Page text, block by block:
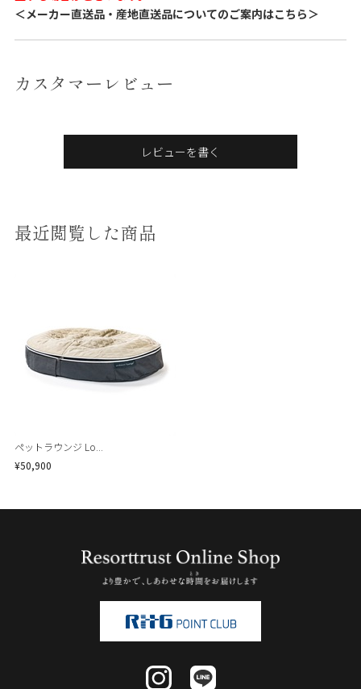
＜メーカー直送品・産地直送品についてのご案内はこちら＞
カスタマーレビュー
レビューを書く
最近閲覧した商品
ペットラウンジ Lo...
¥50,900